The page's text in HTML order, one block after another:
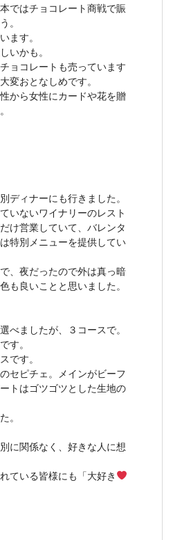
ではチョコレート商戦で賑
。
ます。
いかも。
ョコレートも売っています
変おとなしめです。
から女性にカードや花を贈
ディナーにも行きました。
いないワイナリーのレスト
け営業していて、バレンタ
特別メニューを提供してい
、夜だったので外は真っ暗
も良いことと思いました。
べましたが、３コースで。
す。
です。
セピチェ。メインがビーフ
トはゴツゴツとした生地の
。
に関係なく、好きな人に想
ている皆様にも「大好き